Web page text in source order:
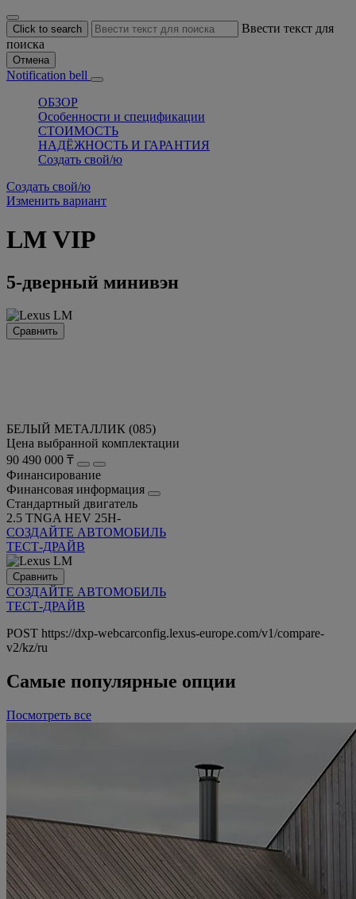
Click to search
Ввести текст для
поиска
Отмена
Notification bell
ОБЗОР
Особенности и спецификации
СТОИМОСТЬ
НАДЁЖНОСТЬ И ГАРАНТИЯ
Создать свой/ю
Создать свой/ю
Изменить вариант
LMVIP
5-дверный минивэн
Сравнить
БЕЛЫЙ МЕТАЛЛИК (085)
Цена выбранной комплектации
90 490 000 ₸
Финансирование
Финансовая информация
Стандартный двигатель
2.5 TNGA HEV 25H-
СОЗДАЙТЕ АВТОМОБИЛЬ
ТЕСТ-ДРАЙВ
Сравнить
СОЗДАЙТЕ АВТОМОБИЛЬ
ТЕСТ-ДРАЙВ
POST https://dxp-webcarconfig.lexus-europe.com/v1/compare-
v2/kz/ru
Самые популярные опции
Посмотреть все